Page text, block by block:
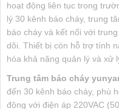
hoạt động liên tục trong
lý 30 kênh báo cháy, trung
báo cháy và kết nối với
dõi. Thiết bị còn hỗ trợ tính
hóa khả năng quản lý và xử
Trung tâm báo cháy
đến 30 kênh báo cháy, phù
động với điện áp 220VAC